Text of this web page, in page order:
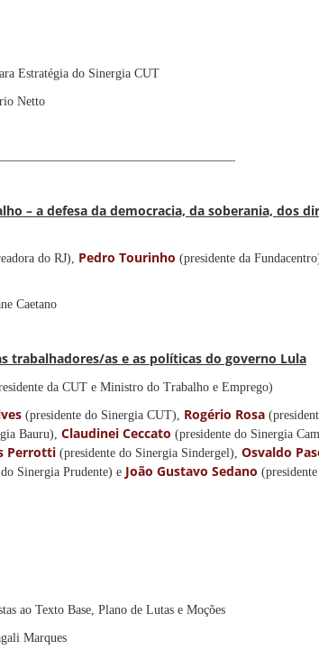
Estratégia do Sinergia CUT
Netto
– a defesa da democracia, da soberania, dos
do RJ), Pedro Tourinho (presidente da
Caetano
trabalhadores/as e as políticas do governo Lula
da CUT e Ministro do Trabalho e Emprego)
(presidente do Sinergia CUT), Rogério Rosa
Bauru), Claudinei Ceccato (presidente do Sinergia
Perrotti (presidente do Sinergia Sindergel), Osvaldo
Sinergia Prudente) e João Gustavo Sedano
ao Texto Base, Plano de Lutas e Moções
Marques